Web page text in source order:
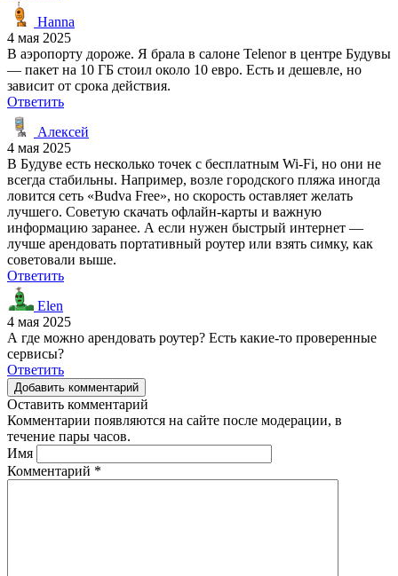
Hanna
4 мая 2025
В аэропорту дороже. Я брала в салоне Telenor в центре Будувы
— пакет на 10 ГБ стоил около 10 евро. Есть и дешевле, но
зависит от срока действия.
Ответить
Алексей
4 мая 2025
В Будуве есть несколько точек с бесплатным Wi-Fi, но они не
всегда стабильны. Например, возле городского пляжа иногда
ловится сеть «Budva Free», но скорость оставляет желать
лучшего. Советую скачать офлайн-карты и важную
информацию заранее. А если нужен быстрый интернет —
лучше арендовать портативный роутер или взять симку, как
советовали выше.
Ответить
Elen
4 мая 2025
А где можно арендовать роутер? Есть какие-то проверенные
сервисы?
Ответить
Добавить комментарий
Оставить комментарий
Комментарии появляются на сайте после модерации, в
течение пары часов.
Имя
Комментарий *